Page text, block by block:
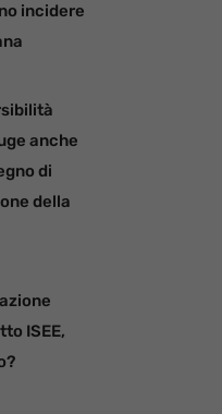
incidere
anche
di
della
ISEE,